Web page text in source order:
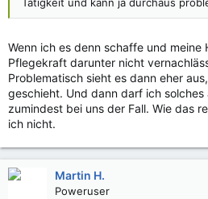
Wenn ich es denn schaffe und
Pflegekraft darunter nicht
Problematisch sieht es dann eher
geschieht. Und dann darf ich solches
zumindest bei uns der Fall. Wie das
ich nicht.
Martin H.
Poweruser